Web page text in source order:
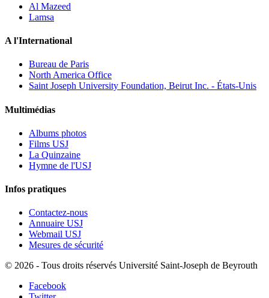
Al Mazeed
Lamsa
A l'International
Bureau de Paris
North America Office
Saint Joseph University Foundation, Beirut Inc. - États-Unis
Multimédias
Albums photos
Films USJ
La Quinzaine
Hymne de l'USJ
Infos pratiques
Contactez-nous
Annuaire USJ
Webmail USJ
Mesures de sécurité
© 2026 - Tous droits réservés Université Saint-Joseph de Beyrouth
Facebook